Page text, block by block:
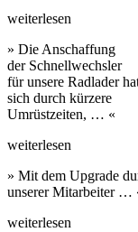
weiterlesen
» Die Anschaffung
der Schnell­wechsler
für unsere Rad­lader
sich durch kürzere
Umrüst­zeiten, … «
weiterlesen
» Mit dem Upgrade
unserer Mit­arbeiter …
weiterlesen